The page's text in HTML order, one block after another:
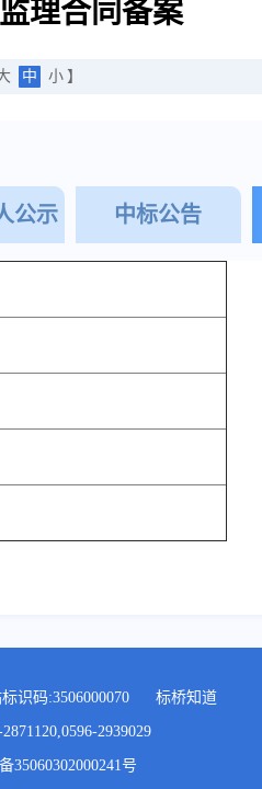
理合同备案
中 小 】
公示 中标公告
识码:3506000070 标桥知道
2939029
35060302000241号